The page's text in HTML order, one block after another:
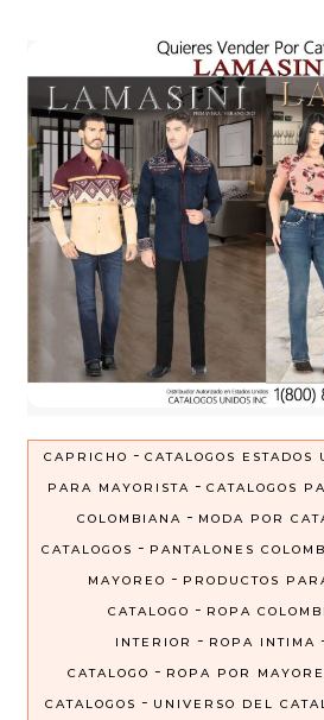
CAPRICHO - CATALOGOS ESTADOS
PARA MAYORISTA - CATALOGOS
COLOMBIANA - MODA POR
CATALOGOS - PANTALONES
MAYOREO - PRODUCTOS
CATALOGO - ROPA
INTERIOR
- ROPA INTIMA
CATALOGO - ROPA POR
CATALOGOS - UNIVERSO DEL